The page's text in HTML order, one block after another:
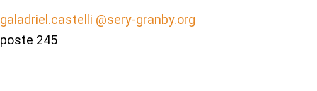
galadriel.castelli @sery-granby.org
poste 245